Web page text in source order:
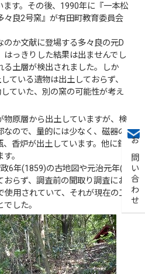
お問い合わせ
す。その後、1990年に『一本松
々良2号窯』が有田町教育委員会
か文献に登場する多々良の元D
っきりした結果は出ませんでし
る土層が検出されました。しか
ている遺物は出土しておらず、
ていた、別の窯の可能性が考え
物原層から出土していますが、検
ので、量的には少なく、磁器の
香炉が出土しています。他に銅
。
6年(1859)の古地図や元治元年(1
らず、調査前の聞取り調査にお
用されていて、それが現在の工
した。